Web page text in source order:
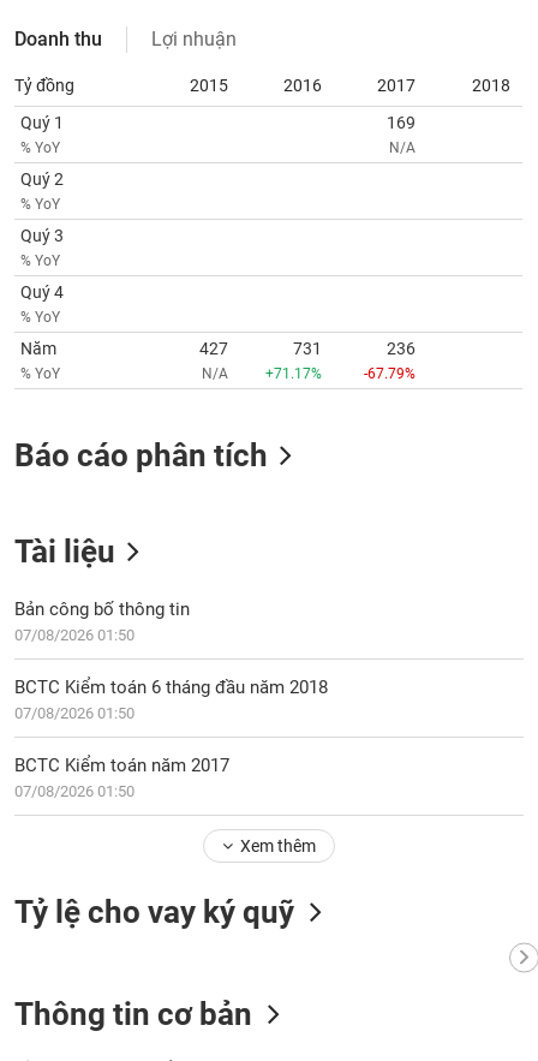
Doanh thu Lợi nhuận
Tỷ đồng 2015 2016 2017
2018
Quý 1
% YoY
169
N/A
Quý 2
% YoY
Quý 3
% YoY
Quý 4
% YoY
Năm
% YoY
427
N/A
731
+71.17%
236
-67.79%
Báo cáo phân tích
Tài liệu
Bản công bố thông tin
07/08/2026 01:50
BCTC Kiểm toán 6 tháng đầu năm 2018
07/08/2026 01:50
BCTC Kiểm toán năm 2017
07/08/2026 01:50
Xem thêm
Tỷ lệ cho vay ký quỹ
Thông tin cơ bản
cụ
tư
Truyền
thông
tài
chính
tài
chính